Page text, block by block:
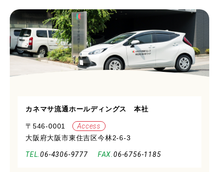
カネマサ流通ホールディングス 本社
〒546-0001
Access
大阪府大阪市東住吉区今林2-6-3
06-4306-9777 06-6756-1185